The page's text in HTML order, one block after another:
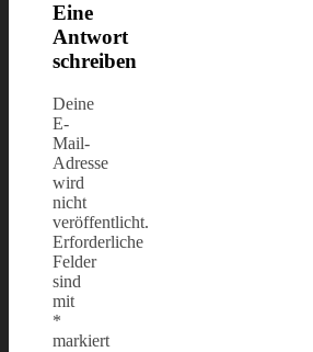
Eine
Antwort
schreiben
Deine
E-
Mail-
Adresse
wird
nicht
veröffentlicht.
Erforderliche
Felder
sind
mit
*
markiert